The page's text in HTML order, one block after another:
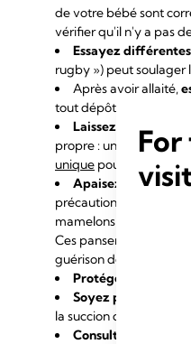
de votre bébé sont
vérifier qu'il n'y a pas
Essayez différentes
rugby ») peut soulager
Après avoir allaité,
tout dépôt qui pourrait
Laissez sécher vos
propre : une infection
unique pour absorber
Apaisez vos
précautionneusement
mamelons avant la
Ces pansements pour
guérison des crevasses.
Protégez vos
Soyez patiente.
la succion de votre
Consultez un